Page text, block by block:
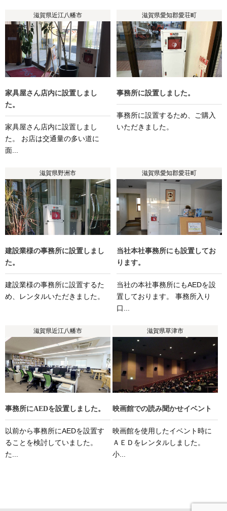
滋賀県近江八幡市
家具屋さん店内に設置しまし
た。
家具屋さん店内に設置しまし
た。 お店は交通量の多い道に
面...
滋賀県愛知郡愛荘町
事務所に設置しました。
事務所に設置するため、ご購入
いただきました。
滋賀県野洲市
建設業様の事務所に設置しまし
た。
建設業様の事務所に設置するた
め、レンタルいただきました。
滋賀県愛知郡愛荘町
当社本社事務所にも設置してお
ります。
当社の本社事務所にもAEDを設
置しております。 事務所入り
口...
滋賀県近江八幡市
事務所にAEDを設置しました。
以前から事務所にAEDを設置す
ることを検討していました。
た...
滋賀県草津市
映画館での読み聞かせイベント
映画館を使用したイベント時に
ＡＥＤをレンタルしました。
小...